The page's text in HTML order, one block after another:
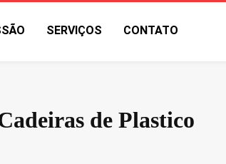
SERVIÇOS CONTATO
de Plastico